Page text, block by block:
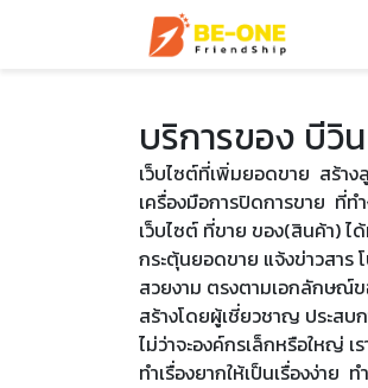
บริการของ บีวิ
เว็บไซต์ที่เพิ่มยอดขาย สร้าง
เครื่องมือการปิดการขาย ที่ท
เว็บไซต์ ที่ขาย ของ(สินค้า) ไ
กระตุ้นยอดขาย แจ้งข่าวสาร
สวยงาม ตรงตามเอกลักษณ์
สร้างโดยผู้เชี่ยวชาญ ประส
ไม่ว่าจะองค์กรเล็กหรือใหญ่
ทำเรื่องยากให้เป็นเรื่องง่าย